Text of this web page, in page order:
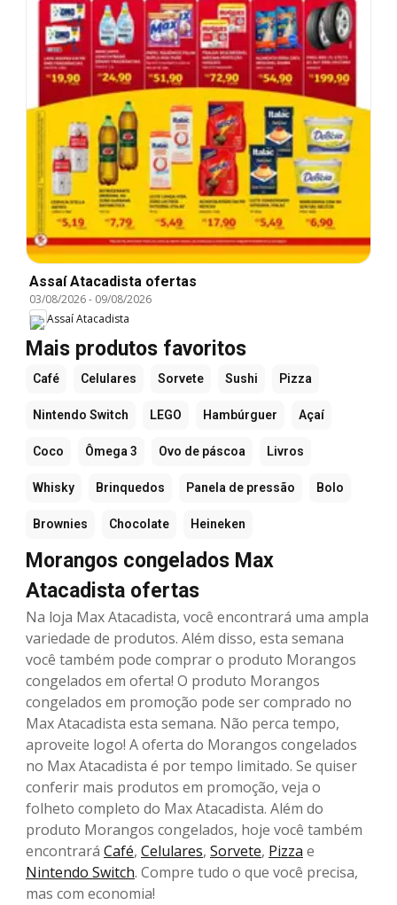
Assaí Atacadista ofertas
03/08/2026- 09/08/2026
Assaí Atacadista
Mais produtos favoritos
Café Celulares Sorvete Sushi Pizza
Nintendo Switch LEGO Hambúrguer Açaí
Coco Ômega 3 Ovo de páscoa Livros
Whisky Brinquedos Panela de pressão Bolo
Brownies Chocolate Heineken
Morangos congelados Max
Atacadista ofertas
Na loja Max Atacadista, você encontrará uma ampla
variedade de produtos. Além disso, esta semana
você também pode comprar o produto Morangos
congelados em oferta! O produto Morangos
congelados em promoção pode ser comprado no
Max Atacadista esta semana. Não perca tempo,
aproveite logo! A oferta do Morangos congelados
no Max Atacadista é por tempo limitado. Se quiser
conferir mais produtos em promoção, veja o
folheto completo do Max Atacadista. Além do
produto Morangos congelados, hoje você também
encontrará Café, Celulares, Sorvete, Pizza e
Nintendo Switch. Compre tudo o que você precisa,
mas com economia!